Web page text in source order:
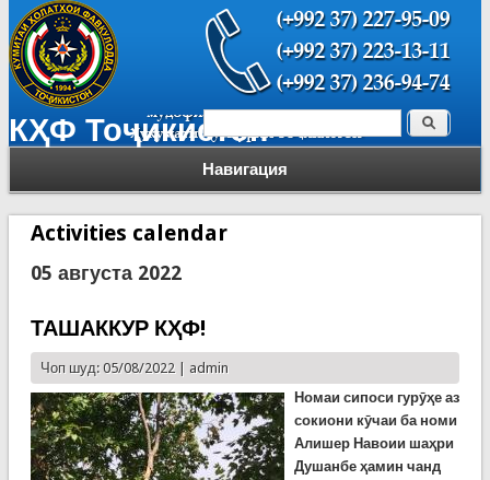
КҲФ Тоҷикистон
Навигация
Форма поиска Поиск
Activities calendar
05 августа 2022
ТАШАККУР КҲФ!
Чоп шуд: 05/08/2022 | admin
Номаи сипоси гурӯҳе аз
сокиони кӯчаи ба номи
Алишер Навоии шаҳри
Душанбе ҳамин чанд